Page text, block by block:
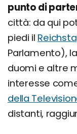
punto di
città: da qui
piedi il
Parlamento),
duomi e altre
interesse
della
distanti,